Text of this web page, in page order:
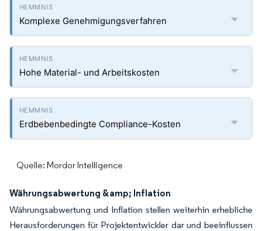
Komplexe Genehmigungsverfahren
Hohe Material- und Arbeitskosten
Erdbebenbedingte Compliance-Kosten
Quelle: Mordor Intelligence
Währungsabwertung &amp; Inflation
Währungsabwertung und Inflation stellen weiterhin erhebliche
Herausforderungen für Projektentwickler dar und beeinflussen